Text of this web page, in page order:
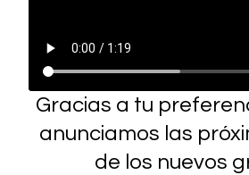
Gracias a tu
anunciamos las
de los nuevos